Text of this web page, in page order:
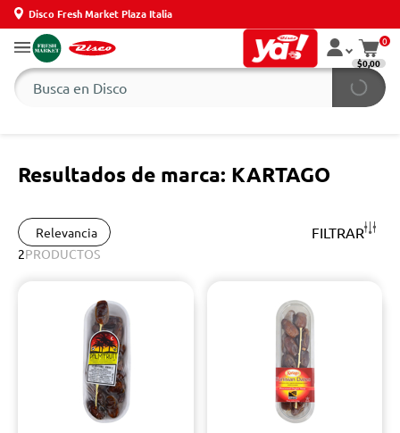
Disco Fresh Market Plaza Italia
0
$0,00
Resultados de marca: KARTAGO
Relevancia FILTRAR
2PRODUCTOS